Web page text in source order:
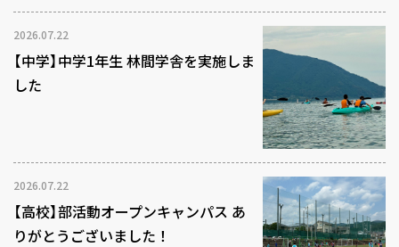
2026.07.22
【中学】中学1年生 林間学舎を実施しま
した
2026.07.22
【高校】部活動オープンキャンパス あ
りがとうございました！